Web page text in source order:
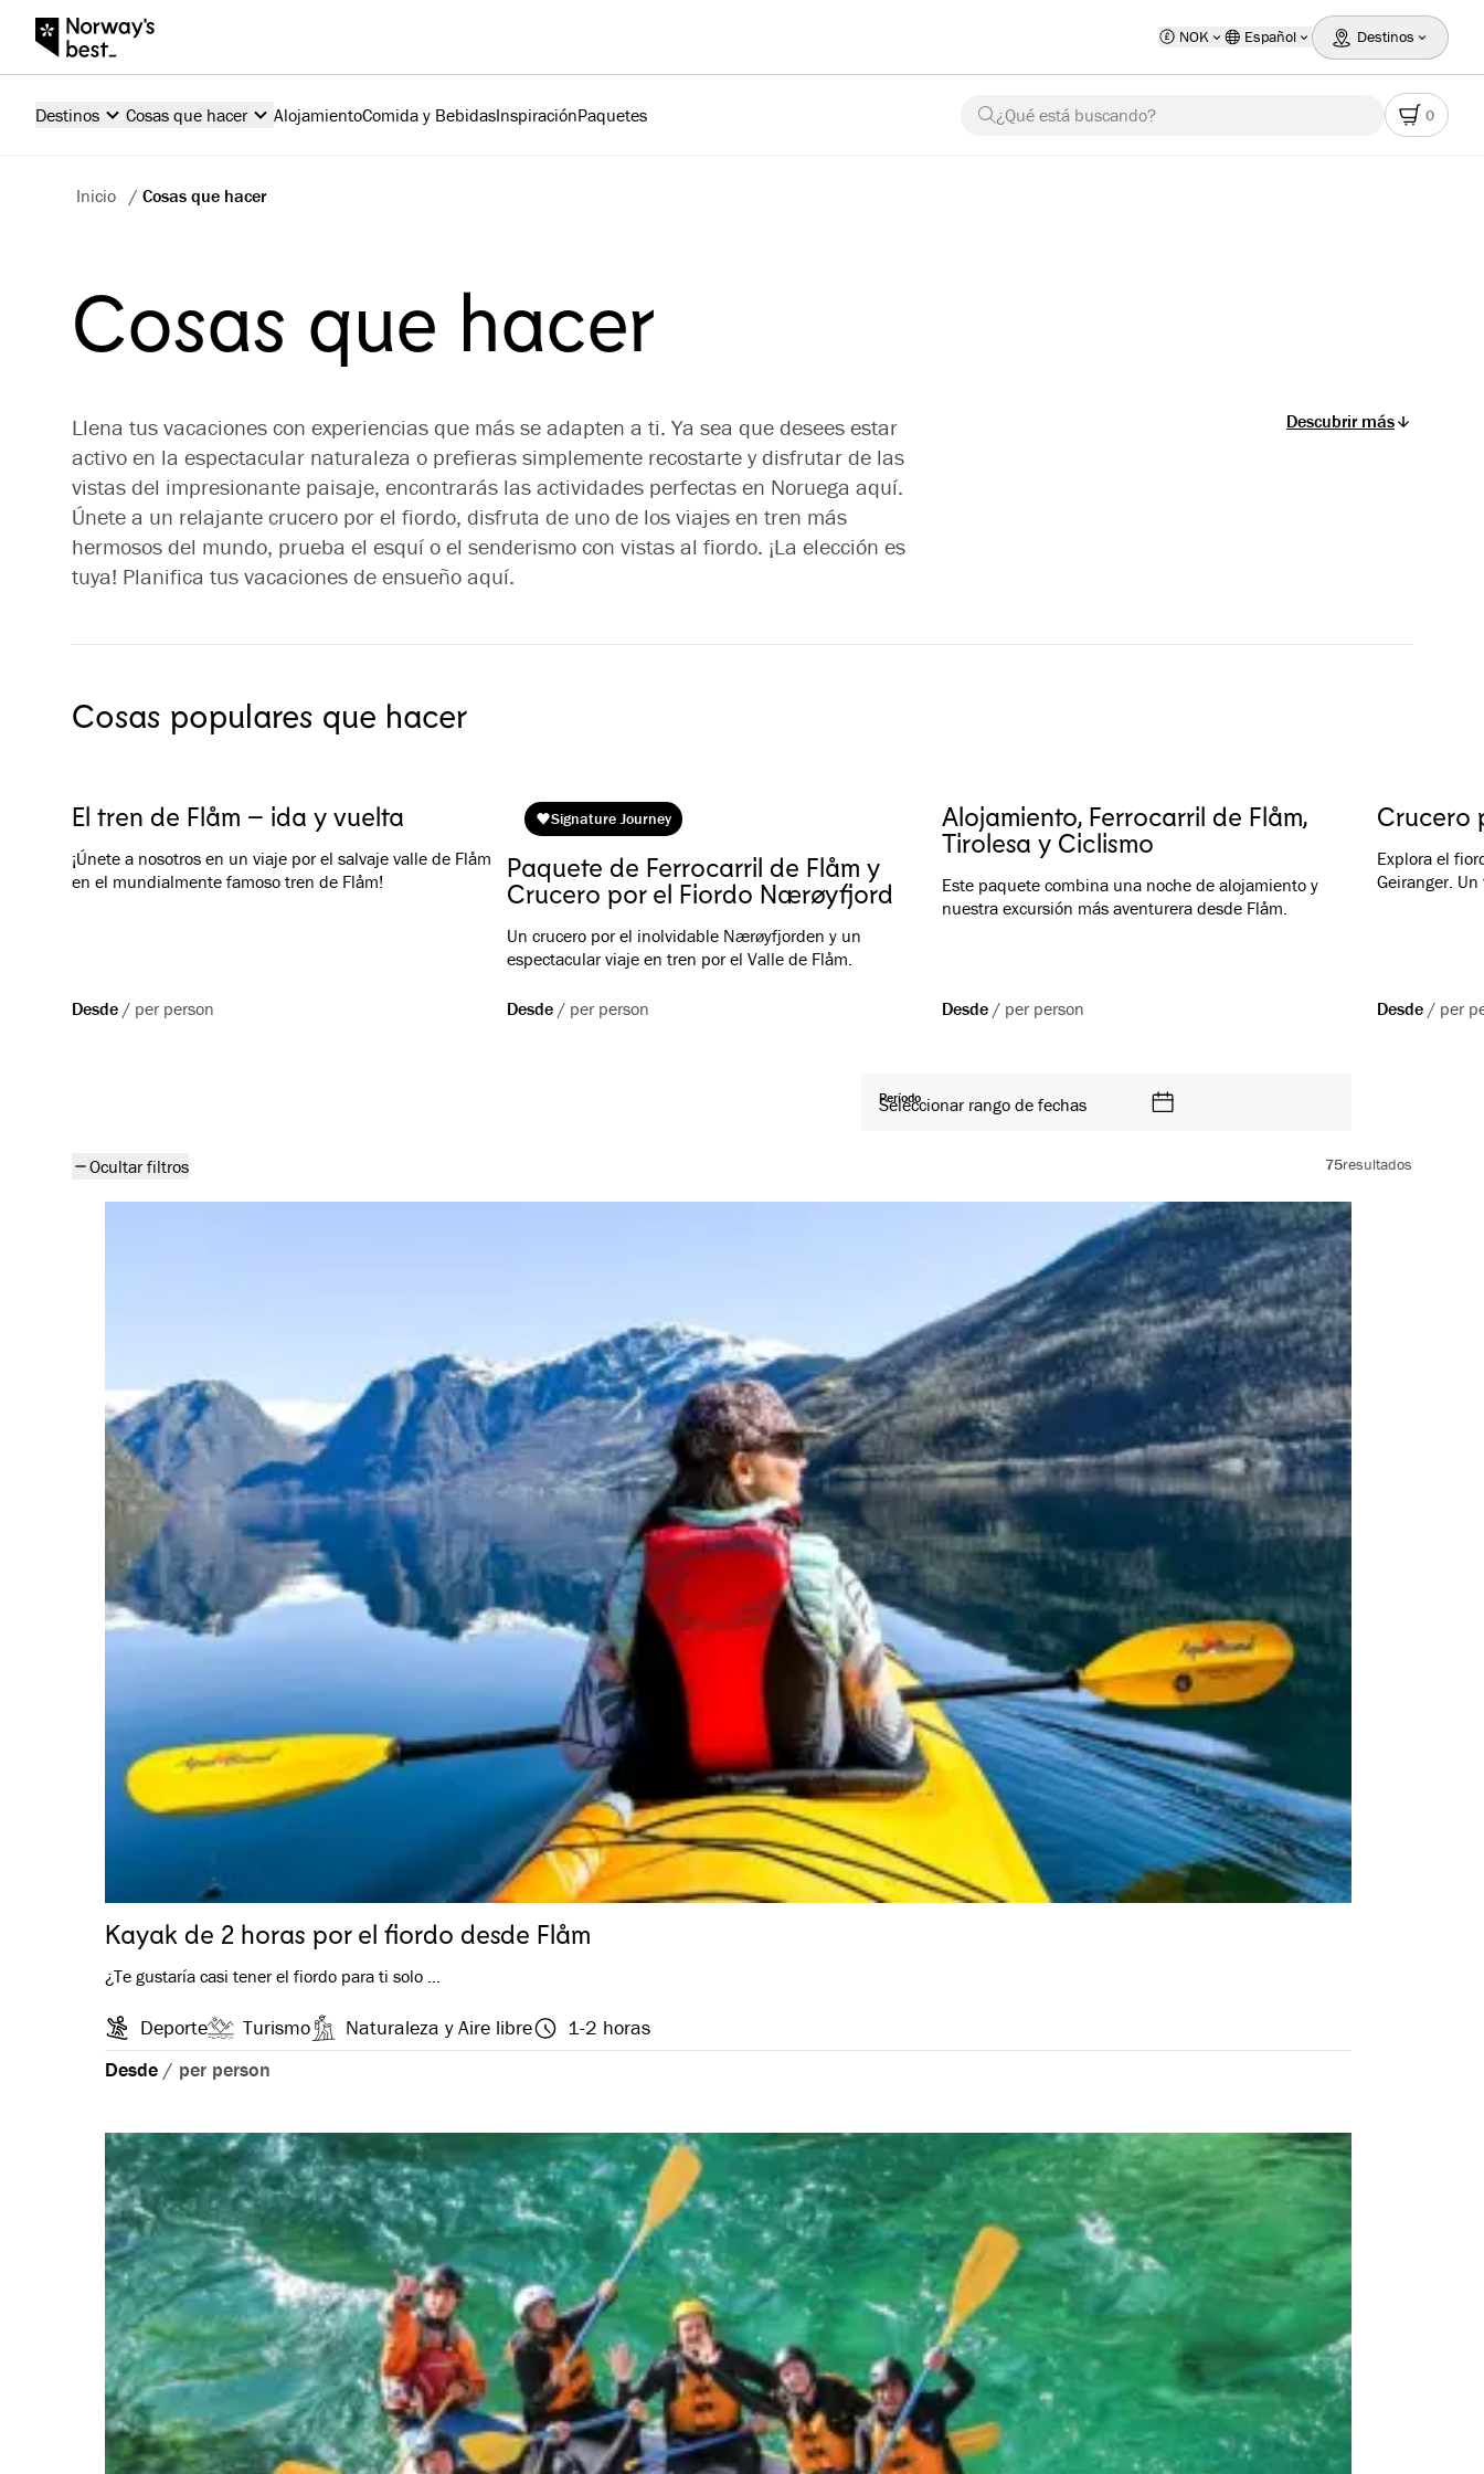
NOK Español Destinos
Destinos Cosas que hacer AlojamientoComida y BebidasInspiraciónPaquetes ¿Qué está buscando? 0
Inicio / Cosas que hacer
Cosas que hacer
Llena tus vacaciones con experiencias que más se adapten a ti. Ya sea que desees estar
activo en la espectacular naturaleza o prefieras simplemente recostarte y disfrutar de las
vistas del impresionante paisaje, encontrarás las actividades perfectas en Noruega aquí.
Únete a un relajante crucero por el fiordo, disfruta de uno de los viajes en tren más
hermosos del mundo, prueba el esquí o el senderismo con vistas al fiordo. ¡La elección es
tuya! Planifica tus vacaciones de ensueño aquí.
Descubrir más
Cosas populares que hacer
El tren de Flåm – ida y vuelta
¡Únete a nosotros en un viaje por el salvaje valle de Flåm
en el mundialmente famoso tren de Flåm!
Desde / per person
Signature Journey
Paquete de Ferrocarril de Flåm y
Crucero por el Fiordo Nærøyfjord
Un crucero por el inolvidable Nærøyfjorden y un
espectacular viaje en tren por el Valle de Flåm.
Desde / per person
Alojamiento, Ferrocarril de Flåm,
Tirolesa y Ciclismo
Este paquete combina una noche de alojamiento y
nuestra excursión más aventurera desde Flåm.
Desde / per person
Crucero
Explora el
Geiranger.
Desde / per
Ocultar filtros 75resultados
Período
Seleccionar rango de fechas
Kayak de 2 horas por el fiordo desde Flåm
¿Te gustaría casi tener el fiordo para ti solo …
Deporte Turismo Naturaleza y Aire libre
1-2 horas
Desde / per person